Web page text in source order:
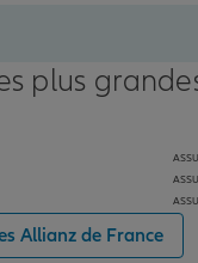
plus
Allianz de France